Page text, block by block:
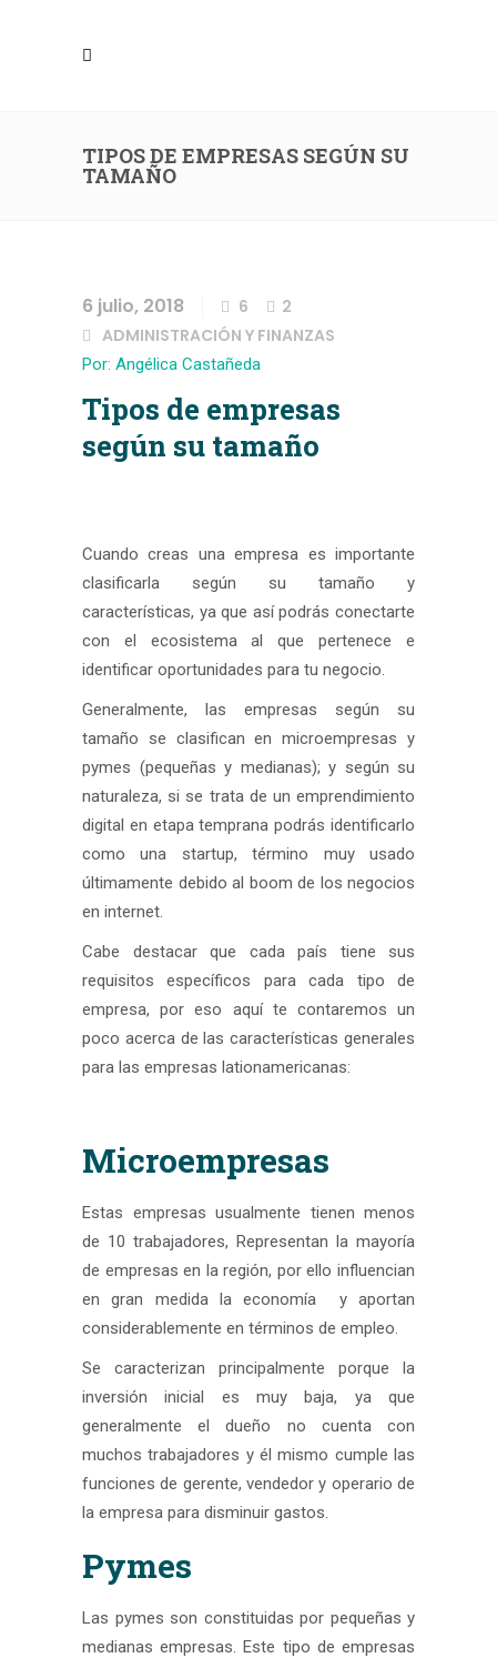
TIPOS DE EMPRESAS SEGÚN SU
TAMAÑO
6 julio, 2018 6
2
ADMINISTRACIÓN Y FINANZAS
Por: Angélica Castañeda
Tipos de empresas
según su tamaño
Cuando creas una empresa es importante
clasificarla según su tamaño y
características, ya que así podrás conectarte
con el ecosistema al que pertenece e
identificar oportunidades para tu negocio.
Generalmente, las empresas según su
tamaño se clasifican en microempresas y
pymes (pequeñas y medianas); y según su
naturaleza, si se trata de un emprendimiento
digital en etapa temprana podrás identificarlo
como una startup, término muy usado
últimamente debido al boom de los negocios
en internet.
Cabe destacar que cada país tiene sus
requisitos específicos para cada tipo de
empresa, por eso aquí te contaremos un
poco acerca de las características generales
para las empresas lationamericanas:
Microempresas
Estas empresas usualmente tienen menos
de 10 trabajadores, Representan la mayoría
de empresas en la región, por ello influencian
en gran medida la economía y aportan
considerablemente en términos de empleo.
Se caracterizan principalmente porque la
inversión inicial es muy baja, ya que
generalmente el dueño no cuenta con
muchos trabajadores y él mismo cumple las
funciones de gerente, vendedor y operario de
la empresa para disminuir gastos.
Pymes
Las pymes son constituidas por pequeñas y
medianas empresas. Este tipo de empresas